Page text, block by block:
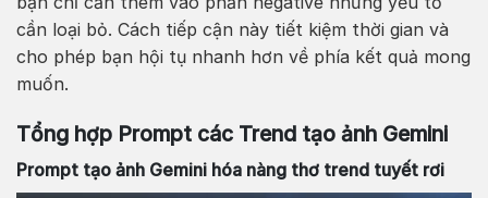
cần loại bỏ. Cách tiếp cận này tiết kiệm thời gian và
cho phép bạn hội tụ nhanh hơn về phía kết quả mong
muốn.
Tổng hợp Prompt các Trend tạo ảnh Gemini
Prompt tạo ảnh Gemini hóa nàng thơ trend tuyết rơi